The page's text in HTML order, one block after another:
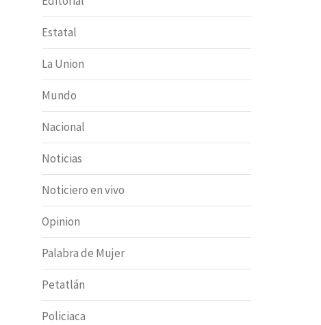
Estatal
La Union
Mundo
Nacional
Noticias
Noticiero en vivo
Opinion
Palabra de Mujer
Petatlán
Policiaca